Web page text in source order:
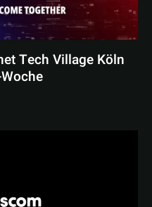
Tech Village Köln